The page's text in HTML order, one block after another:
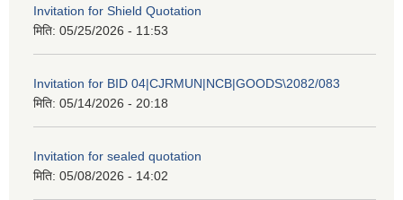
Invitation for Shield Quotation
मिति: 05/25/2026 - 11:53
Invitation for BID 04|CJRMUN|NCB|GOODS\2082/083
मिति: 05/14/2026 - 20:18
Invitation for sealed quotation
मिति: 05/08/2026 - 14:02